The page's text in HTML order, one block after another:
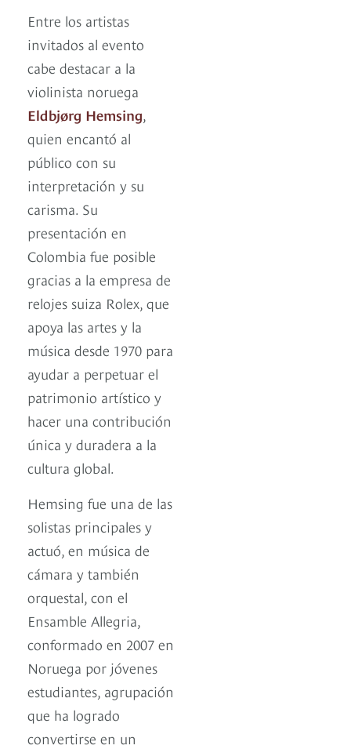
Entre los artistas
invitados al evento
cabe destacar a la
violinista noruega
Eldbjørg Hemsing,
quien encantó al
público con su
interpretación y su
carisma. Su
presentación en
Colombia fue posible
gracias a la empresa de
relojes suiza Rolex, que
apoya las artes y la
música desde 1970 para
ayudar a perpetuar el
patrimonio artístico y
hacer una contribución
única y duradera a la
cultura global.
Hemsing fue una de las
solistas principales y
actuó, en música de
cámara y también
orquestal, con el
Ensamble Allegria,
conformado en 2007 en
Noruega por jóvenes
estudiantes, agrupación
que ha logrado
convertirse en un